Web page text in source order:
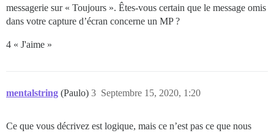
messagerie sur « Toujours ». Êtes-vous certain que le message omis
dans votre capture d’écran concerne un MP ?
4 « J'aime »
mentalstring (Paulo) Septembre 15, 2020, 1:20
3
Ce que vous décrivez est logique, mais ce n’est pas ce que nous